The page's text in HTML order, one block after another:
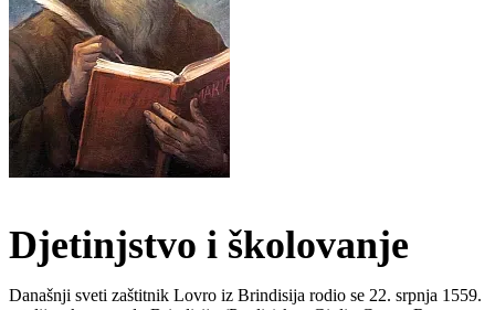
Djetinjstvo i školovanje
Današnji sveti zaštitnik Lovro iz Brindisija rodio se 22. srpnja 1559.